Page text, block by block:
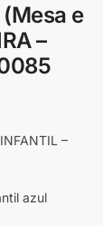
e
–
–
azul